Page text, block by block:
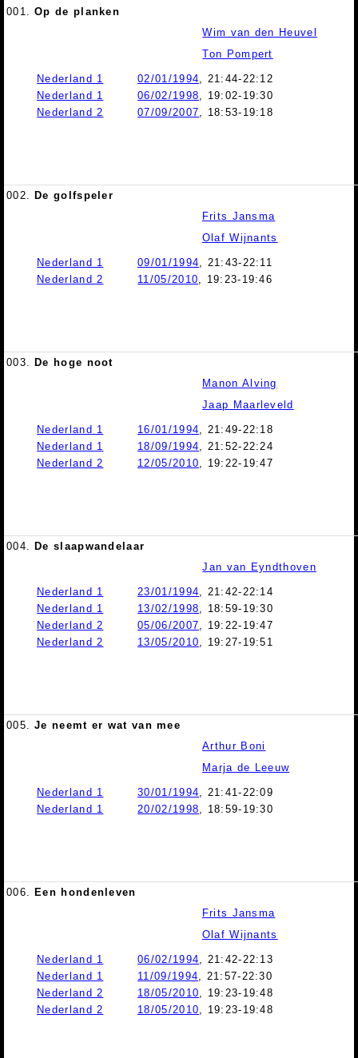
001. Op de planken
Wim van den Heuvel
Ton Pompert
Nederland 1 02/01/1994, 21:44-22:12
Nederland 1
06/02/1998, 19:02-19:30
Nederland 2
07/09/2007, 18:53-19:18
002. De golfspeler
Frits Jansma
Olaf Wijnants
Nederland 1 09/01/1994, 21:43-22:11
Nederland 2
11/05/2010, 19:23-19:46
003. De hoge noot
Manon Alving
Jaap Maarleveld
Nederland 1 16/01/1994, 21:49-22:18
Nederland 1
18/09/1994, 21:52-22:24
Nederland 2
12/05/2010, 19:22-19:47
004. De slaapwandelaar
Jan van Eyndthoven
Nederland 1 23/01/1994, 21:42-22:14
Nederland 1
13/02/1998, 18:59-19:30
Nederland 2
05/06/2007, 19:22-19:47
Nederland 2
13/05/2010, 19:27-19:51
005. Je neemt er wat van mee
Arthur Boni
Marja de Leeuw
Nederland 1 30/01/1994, 21:41-22:09
Nederland 1
20/02/1998, 18:59-19:30
006. Een hondenleven
Frits Jansma
Olaf Wijnants
Nederland 1 06/02/1994, 21:42-22:13
Nederland 1
11/09/1994, 21:57-22:30
Nederland 2
18/05/2010, 19:23-19:48
Nederland 2
18/05/2010, 19:23-19:48